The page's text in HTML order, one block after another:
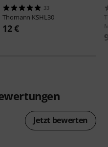
33
Thomann KSHL30
12 €
Jetzt bewerten